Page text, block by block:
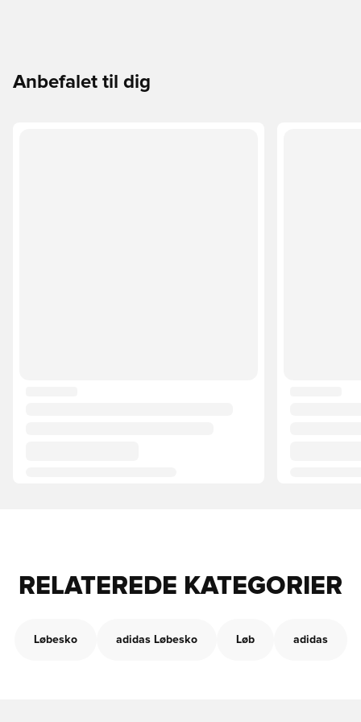
Anbefalet til dig
RELATEREDE KATEGORIER
Løbesko adidas Løbesko Løb adidas